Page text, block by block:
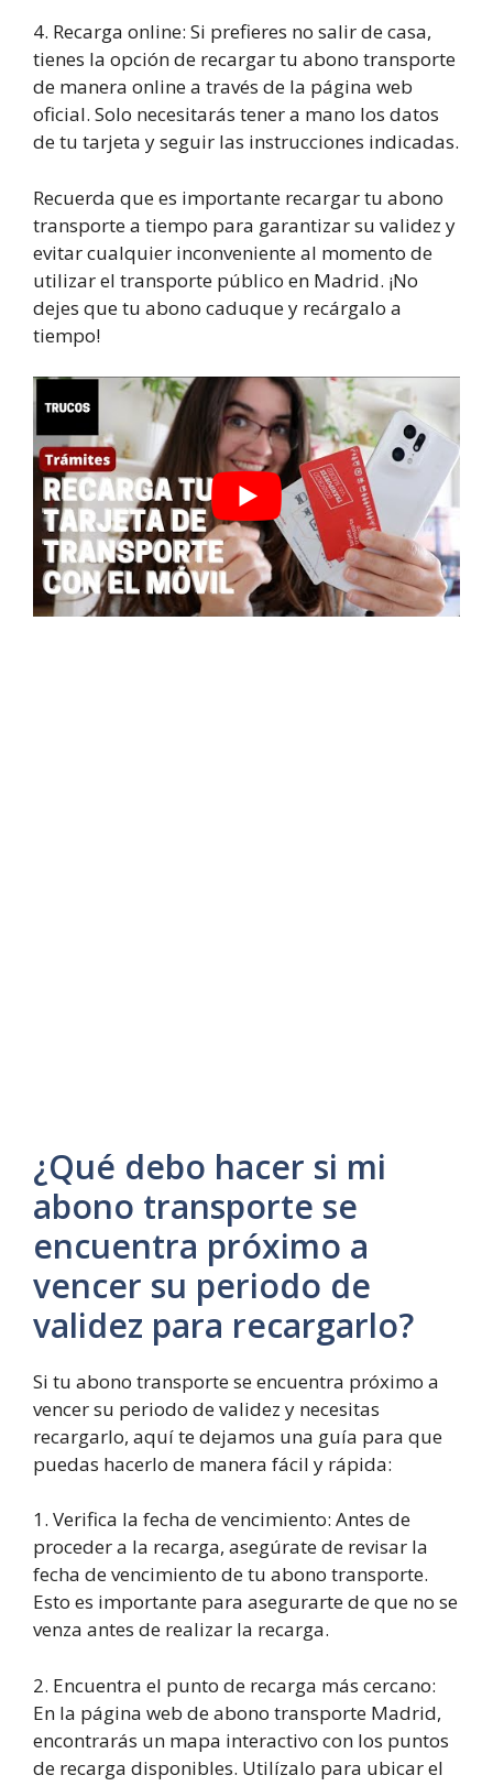
4. Recarga online: Si prefieres no salir de casa,
tienes la opción de recargar tu abono transporte
de manera online a través de la página web
oficial. Solo necesitarás tener a mano los datos
de tu tarjeta y seguir las instrucciones indicadas.
Recuerda que es importante recargar tu abono
transporte a tiempo para garantizar su validez y
evitar cualquier inconveniente al momento de
utilizar el transporte público en Madrid. ¡No
dejes que tu abono caduque y recárgalo a
tiempo!
¿Qué debo hacer si mi
abono transporte se
encuentra próximo a
vencer su periodo de
validez para recargarlo?
Si tu abono transporte se encuentra próximo a
vencer su periodo de validez y necesitas
recargarlo, aquí te dejamos una guía para que
puedas hacerlo de manera fácil y rápida:
1. Verifica la fecha de vencimiento: Antes de
proceder a la recarga, asegúrate de revisar la
fecha de vencimiento de tu abono transporte.
Esto es importante para asegurarte de que no se
venza antes de realizar la recarga.
2. Encuentra el punto de recarga más cercano:
En la página web de abono transporte Madrid,
encontrarás un mapa interactivo con los puntos
de recarga disponibles. Utilízalo para ubicar el